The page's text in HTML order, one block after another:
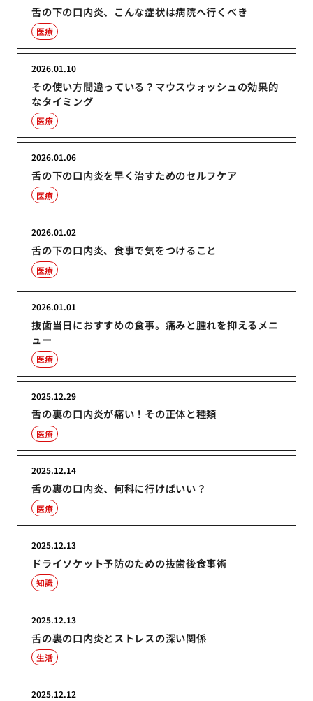
舌の下の口内炎、こんな症状は病院へ行くべき
医療
その使い方間違っている？マウスウォッシュの効果的
なタイミング
2026.01.10
医療
舌の下の口内炎を早く治すためのセルフケア
2026.01.06
医療
舌の下の口内炎、食事で気をつけること
2026.01.02
医療
抜歯当日におすすめの食事。痛みと腫れを抑えるメニ
ュー
2026.01.01
医療
舌の裏の口内炎が痛い！その正体と種類
2025.12.29
医療
舌の裏の口内炎、何科に行けばいい？
2025.12.14
医療
ドライソケット予防のための抜歯後食事術
2025.12.13
知識
舌の裏の口内炎とストレスの深い関係
2025.12.13
生活
2025.12.12